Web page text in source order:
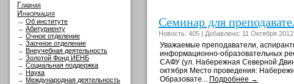
Главная
Информация
→ Об институте
→ Абитуриенту
→ Очное отделение
→ Заочное отделение
→ Внеучебная деятельность
→ Золотой Фонд ИЕНБ
→ Социальная поддержка
→ Наука
→ Международная деятельность
Семинар для
Новость: 405 | Добавлено: 11 Октября
Уважаемые преподаватели,
информационно-образовательных
САФУ (ул. Набережная Северной
октября Место проведения:
Образовате... Подробнее →